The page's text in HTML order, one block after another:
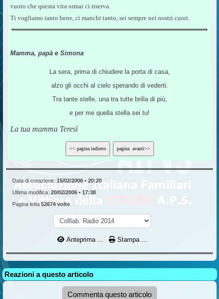
vuoto che questa vita ormai ci riserva.
Ti vogliamo tanto bene, ci manchi tanto, sei sempre nei nostri cuori.
Mamma, papà e Simona
La sera, prima di chiudere la porta di casa,
alzo gli occhi al cielo sperando di vederti.
Tra tante stelle, una tra tutte brilla di più,
e per me quella stella sei tu!
La tua mamma Teresì
Data di creazione: 15/02/2006 • 20:20
Ultima modifica: 20/02/2006 • 17:38
Pagina letta 52674 volte
Anteprima ... Stampa ...
Reazioni a questo articolo
Commenta questo articolo